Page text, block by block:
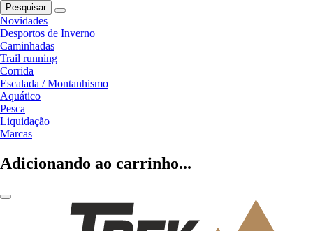
Pesquisar
Novidades
Desportos de Inverno
Caminhadas
Trail running
Corrida
Escalada / Montanhismo
Aquático
Pesca
Liquidação
Marcas
Adicionando ao carrinho...